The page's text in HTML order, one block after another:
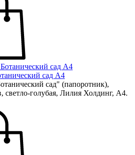
сад А4
сад" (папоротник),
светло-голубая, Лилия Холдинг, А4.